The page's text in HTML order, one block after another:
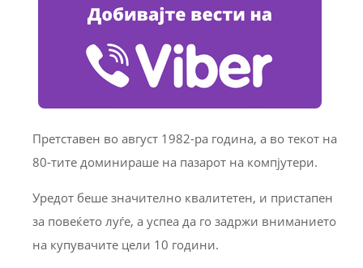
Претставен во август 1982-ра година, а во текот на
80-тите доминираше на пазарот на компјутери.
Уредот беше значително квалитетен, и пристапен
за повеќето луѓе, а успеа да го задржи вниманието
на купувачите цели 10 години.